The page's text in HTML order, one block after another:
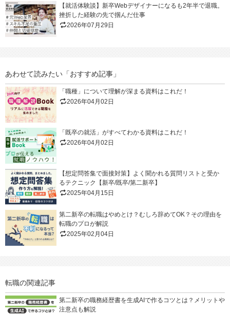
【就活体験談】新卒Webデザイナーになるも2年半で退職。
挫折した経験の先で掴んだ仕事
2026年07月29日
あわせて読みたい「おすすめ記事」
「職種」について理解が深まる資料はこれだ！
2026年04月02日
「既卒の就活」がすべてわかる資料はこれだ！
2026年04月02日
【想定問答集で面接対策】よく聞かれる質問リストと受か
るテクニック【新卒/既卒/第二新卒】
2025年04月15日
第二新卒の転職はやめとけ？むしろ辞めてOK？その理由を
転職のプロが解説
2025年02月04日
転職の関連記事
第二新卒の職務経歴書を生成AIで作るコツとは？メリットや
注意点も解説